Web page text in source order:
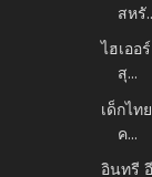
สหรั
ไฮเอ
สุ...
เด็กไท
ค...
อินทรี